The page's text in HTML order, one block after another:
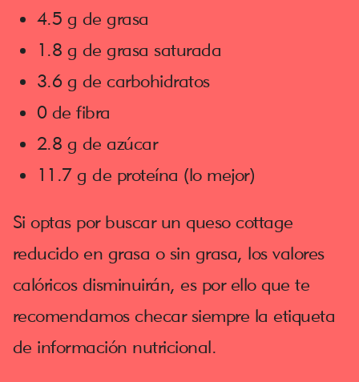
4.5 g de grasa
1.8 g de grasa saturada
3.6 g de carbohidratos
0 de fibra
2.8 g de azúcar
11.7 g de proteína (lo mejor)
Si optas por buscar un queso cottage
reducido en grasa o sin grasa, los valores
calóricos disminuirán, es por ello que te
recomendamos checar siempre la etiqueta
de información nutricional.